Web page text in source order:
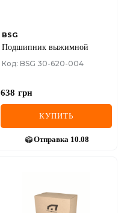
BSG
Подшипник выжимной
Код: BSG 30-620-004
638 грн
КУПИТЬ
Отправка 10.08